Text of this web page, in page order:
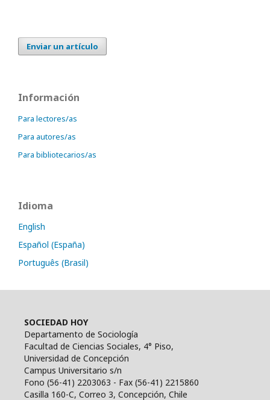
Enviar un artículo
Información
Para lectores/as
Para autores/as
Para bibliotecarios/as
Idioma
English
Español (España)
Português (Brasil)
SOCIEDAD HOY
Departamento de Sociología
Facultad de Ciencias Sociales, 4° Piso,
Universidad de Concepción
Campus Universitario s/n
Fono (56-41) 2203063 - Fax (56-41) 2215860
Casilla 160-C, Correo 3, Concepción, Chile